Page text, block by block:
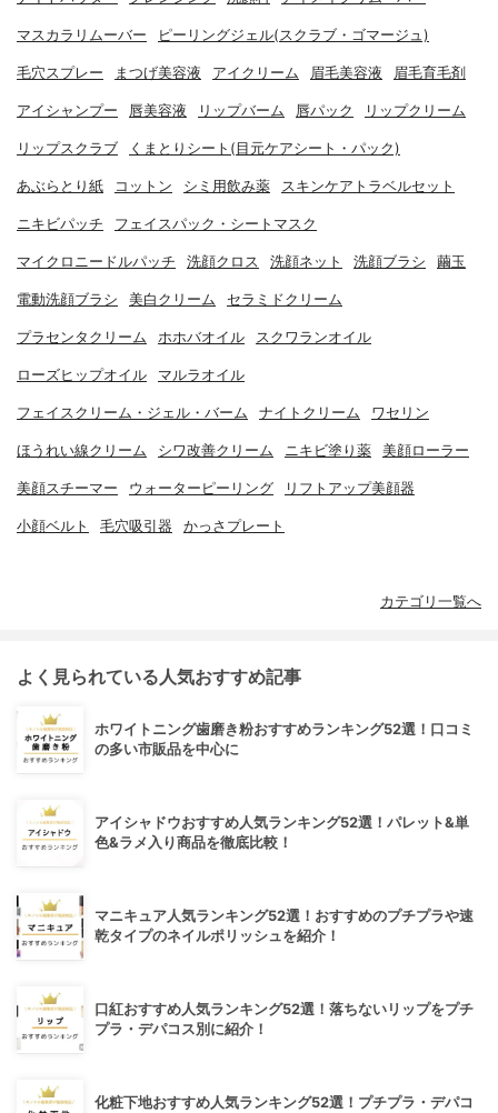
マスカラリムーバー ピーリングジェル(スクラブ・ゴマージュ)
毛穴スプレー まつげ美容液 アイクリーム 眉毛美容液 眉毛育毛剤
アイシャンプー 唇美容液 リップバーム 唇パック リップクリーム
リップスクラブ くまとりシート(目元ケアシート・パック)
あぶらとり紙 コットン シミ用飲み薬 スキンケアトラベルセット
ニキビパッチ フェイスパック・シートマスク
マイクロニードルパッチ 洗顔クロス 洗顔ネット 洗顔ブラシ 繭玉
電動洗顔ブラシ 美白クリーム セラミドクリーム
プラセンタクリーム ホホバオイル スクワランオイル
ローズヒップオイル マルラオイル
フェイスクリーム・ジェル・バーム ナイトクリーム ワセリン
ほうれい線クリーム シワ改善クリーム ニキビ塗り薬 美顔ローラー
美顔スチーマー ウォーターピーリング リフトアップ美顔器
小顔ベルト 毛穴吸引器 かっさプレート
カテゴリ一覧へ
よく見られている人気おすすめ記事
ホワイトニング歯磨き粉おすすめランキング52選！口コミ
の多い市販品を中心に
アイシャドウおすすめ人気ランキング52選！パレット&単
色&ラメ入り商品を徹底比較！
マニキュア人気ランキング52選！おすすめのプチプラや速
乾タイプのネイルポリッシュを紹介！
口紅おすすめ人気ランキング52選！落ちないリップをプチ
プラ・デパコス別に紹介！
化粧下地おすすめ人気ランキング52選！プチプラ・デパコ